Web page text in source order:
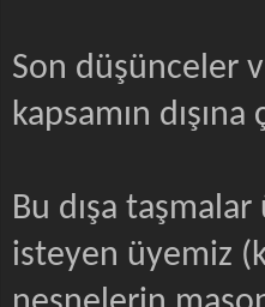
Son düşünceler
kapsamın dışına
Bu dışa
isteyen üyemiz